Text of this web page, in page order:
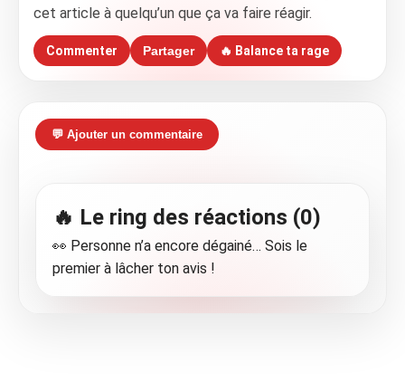
cet article à quelqu’un que ça va faire réagir.
Commenter Partager 🔥 Balance ta rage
💬 Ajouter un commentaire
🔥 Le ring des réactions (0)
👀 Personne n’a encore dégainé… Sois le
premier à lâcher ton avis !